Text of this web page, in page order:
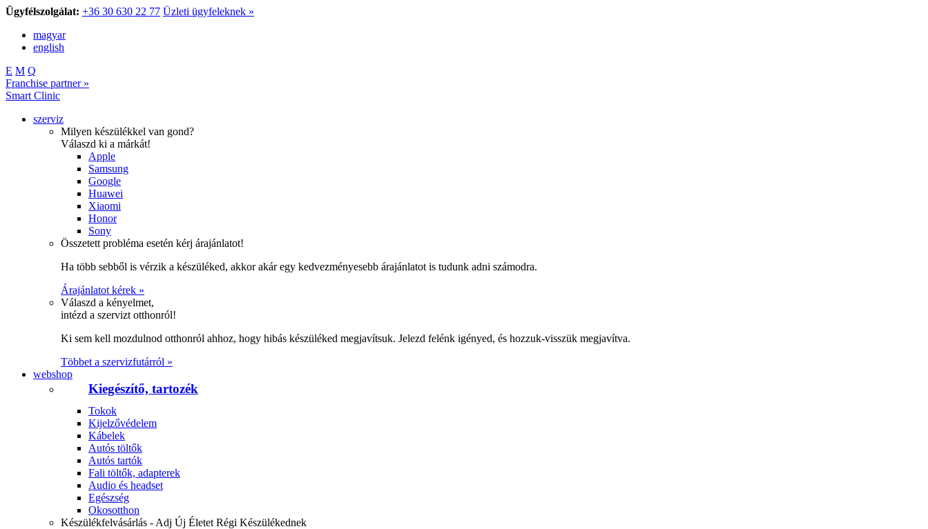
Ügyfélszolgálat: +36 30 630 22 77 Üzleti ügyfeleknek »
magyar
english
E M Q
Franchise partner »
Smart Clinic
szerviz
Milyen készülékkel van gond?
Válaszd ki a márkát!
Apple
Samsung
Google
Huawei
Xiaomi
Honor
Sony
Összetett probléma esetén kérj árajánlatot!
Ha több sebből is vérzik a készüléked, akkor akár egy kedvezményesebb árajánlatot is tudunk adni számodra.
Árajánlatot kérek »
Válaszd a kényelmet,
intézd a szervizt otthonról!
Ki sem kell mozdulnod otthonról ahhoz, hogy hibás készüléked megjavítsuk. Jelezd felénk igényed, és hozzuk-visszük megjavítva.
Többet a szervizfutárról »
webshop
Kiegészítő, tartozék
Tokok
Kijelzővédelem
Kábelek
Autós töltők
Autós tartók
Fali töltők, adapterek
Audio és headset
Egészség
Okosotthon
Készülékfelvásárlás - Adj Új Életet Régi Készülékednek